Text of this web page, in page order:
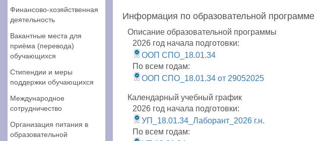
Финансово-хозяйственная
деятельность
Вакантные места для
приёма (перевода)
обучающихся
Стипендии и меры
поддержки обучающихся
Международное
сотрудничество
Организация питания в
образовательной
Информация по образовательной программе
Описание образовательной программы
2026 год начала подготовки:
ООП СПО_18.01.34
По всем годам:
ООП СПО_18.01.34 от 29052025
Календарный учебный график
2026 год начала подготовки:
УП_18.01.34_Лаборант_2026 г.н.
По всем годам: